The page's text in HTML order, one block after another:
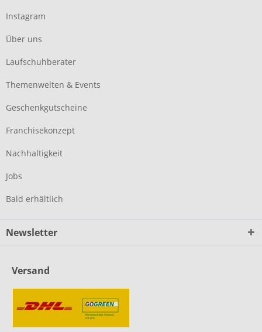
Instagram
Über uns
Laufschuhberater
Themenwelten & Events
Geschenkgutscheine
Franchisekonzept
Nachhaltigkeit
Jobs
Bald erhältlich
Newsletter
Versand